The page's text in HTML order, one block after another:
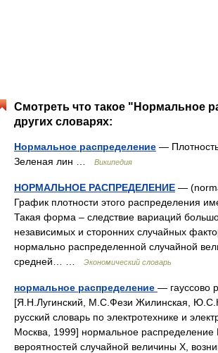
Смотреть что такое "Нормальное
других словарях:
Нормальное распределение —
Зеленая лин …
Википедия
НОРМАЛЬНОЕ РАСПРЕДЕЛЕНИЕ —
График плотности этого распределения
Такая форма – следствие вариаций
независимых и сторонних случайных
нормально распределенной случайной
средней… …
Экономический словарь
нормальное распределение — гауссово
[Я.Н.Лугинский, М.С.Фези Жилинская,
русский словарь по электротехнике и
Москва, 1999] нормальное распределение
вероятностей случайной величины X,